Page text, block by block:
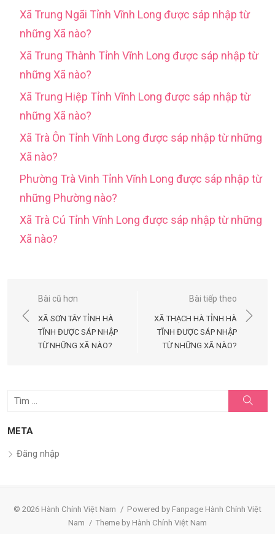
Xã Trung Ngãi Tỉnh Vĩnh Long được sáp nhập từ
những Xã nào?
Xã Trung Thành Tỉnh Vĩnh Long được sáp nhập từ
những Xã nào?
Xã Trung Hiệp Tỉnh Vĩnh Long được sáp nhập từ
những Xã nào?
Xã Trà Ôn Tỉnh Vĩnh Long được sáp nhập từ những
Xã nào?
Phường Trà Vinh Tỉnh Vĩnh Long được sáp nhập từ
những Phường nào?
Xã Trà Cú Tỉnh Vĩnh Long được sáp nhập từ những
Xã nào?
Điều
hướng
bài
viết
Bài cũ hơn
XÃ SƠN TÂY TỈNH HÀ
TĨNH ĐƯỢC SÁP NHẬP
TỪ NHỮNG XÃ NÀO?
Bài tiếp theo
XÃ THẠCH HÀ TỈNH HÀ
TĨNH ĐƯỢC SÁP NHẬP
TỪ NHỮNG XÃ NÀO?
Tìm
quả
kiếm
META
Đăng nhập
© 2026 Hành Chính Việt Nam / Powered by Fanpage Hành Chính Việt
Nam / Theme by Hành Chính Việt Nam